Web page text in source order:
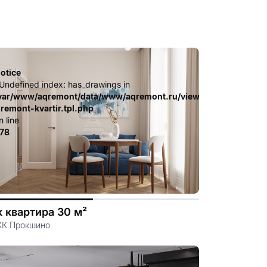
index: has_drawings in
www/aqremont/data/www/aqremont.ru/view/templates_c/
kvartir.tpl.php
line
квартира 30 м²
Прокшино